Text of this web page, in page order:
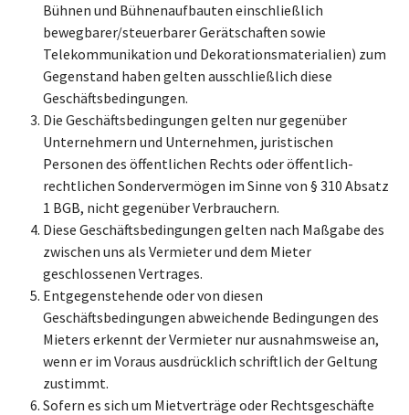
Bühnen und Bühnenaufbauten einschließlich
bewegbarer/steuerbarer Gerätschaften sowie
Telekommunikation und Dekorationsmaterialien) zum
Gegenstand haben gelten ausschließlich diese
Geschäftsbedingungen.
Die Geschäftsbedingungen gelten nur gegenüber
Unternehmern und Unternehmen, juristischen
Personen des öffentlichen Rechts oder öffentlich-
rechtlichen Sondervermögen im Sinne von § 310 Absatz
1 BGB, nicht gegenüber Verbrauchern.
Diese Geschäftsbedingungen gelten nach Maßgabe des
zwischen uns als Vermieter und dem Mieter
geschlossenen Vertrages.
Entgegenstehende oder von diesen
Geschäftsbedingungen abweichende Bedingungen des
Mieters erkennt der Vermieter nur ausnahmsweise an,
wenn er im Voraus ausdrücklich schriftlich der Geltung
zustimmt.
Sofern es sich um Mietverträge oder Rechtsgeschäfte